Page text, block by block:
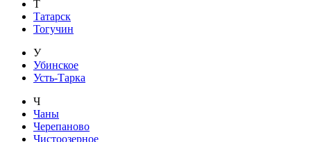
Т
Татарск
Тогучин
У
Убинское
Усть-Тарка
Ч
Чаны
Черепаново
Чистоозерное